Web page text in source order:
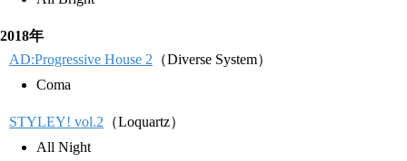
2018年
AD:Progressive House 2 （Diverse System）
Coma
STYLEY! vol.2 （Loquartz）
All Night